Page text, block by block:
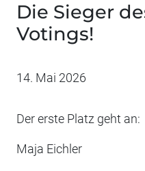
Die Sieger
Votings!
Datum
14. Mai 2026
Der erste Platz geht an:
Maja Eichler